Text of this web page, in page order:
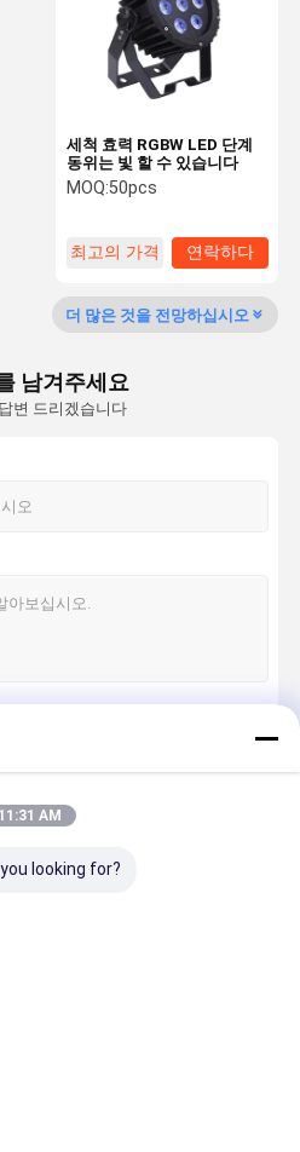
세척 효력 RGBW LED 단계
동위는 빛 할 수 있습니다
MOQ:50pcs
최고의 가격 연락하다
더 많은 것을 전망하십시오
남겨주세요
변 드리겠습니다
11:31 AM
looking for?